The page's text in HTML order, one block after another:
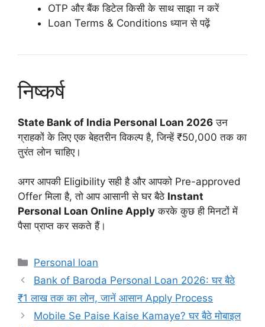
OTP और बैंक डिटेल किसी के साथ साझा न करें
Loan Terms & Conditions ध्यान से पढ़ें
निष्कर्ष
State Bank of India Personal Loan 2026 उन
ग्राहकों के लिए एक बेहतरीन विकल्प है, जिन्हें ₹50,000 तक का
तुरंत लोन चाहिए।
अगर आपकी Eligibility सही है और आपको Pre-approved
Offer मिला है, तो आप आसानी से घर बैठे Instant
Personal Loan Online Apply करके कुछ ही मिनटों में
पैसा प्राप्त कर सकते हैं।
Categories
Personal loan
Bank of Baroda Personal Loan 2026: घर बैठे
₹1 लाख तक का लोन, जानें आसान Apply Process
Mobile Se Paise Kaise Kamaye? घर बैठे मोबाइल